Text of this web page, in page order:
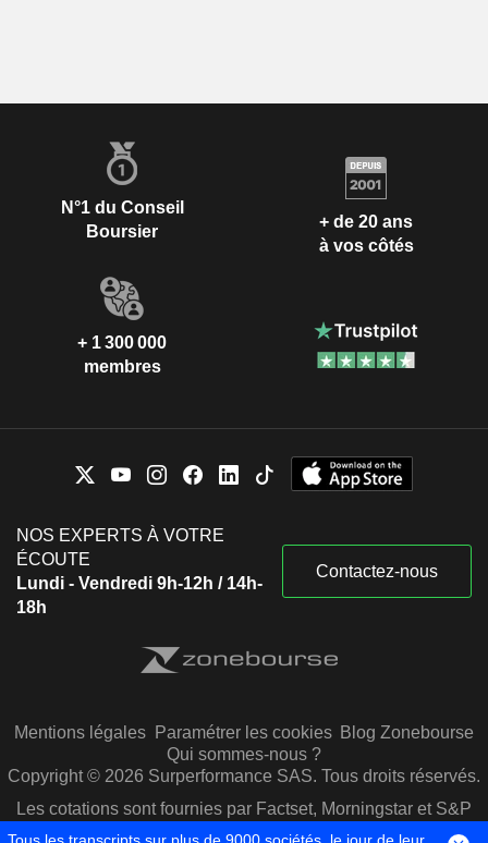
N°1 du Conseil
Boursier
+ de 20 ans
à vos côtés
+ 1 300 000
membres
NOS EXPERTS À VOTRE
ÉCOUTE
Lundi - Vendredi 9h-12h / 14h-
18h
Contactez-nous
Mentions légales Paramétrer les cookies Blog Zonebourse
Qui sommes-nous ?
Copyright © 2026 Surperformance SAS. Tous droits réservés.
Les cotations sont fournies par Factset, Morningstar et S&P
Capital IQ